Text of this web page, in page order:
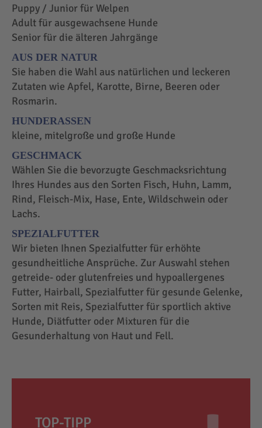
Puppy / Junior für Welpen
Adult für ausgewachsene Hunde
Senior für die älteren Jahrgänge
AUS DER NATUR
Sie haben die Wahl aus natürlichen und leckeren
Zutaten wie Apfel, Karotte, Birne, Beeren oder
Rosmarin.
HUNDERASSEN
kleine, mitelgroße und große Hunde
GESCHMACK
Wählen Sie die bevorzugte Geschmacksrichtung
Ihres Hundes aus den Sorten Fisch, Huhn, Lamm,
Rind, Fleisch-Mix, Hase, Ente, Wildschwein oder
Lachs.
SPEZIALFUTTER
Wir bieten Ihnen Spezialfutter für erhöhte
gesundheitliche Ansprüche. Zur Auswahl stehen
getreide- oder glutenfreies und hypoallergenes
Futter, Hairball, Spezialfutter für gesunde Gelenke,
Sorten mit Reis, Spezialfutter für sportlich aktive
Hunde, Diätfutter oder Mixturen für die
Gesunderhaltung von Haut und Fell.
TOP-TIPP